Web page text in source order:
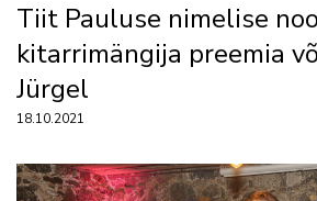
Tiit Pauluse nimelise
kitarrimängija preemia
Jürgel
18.10.2021